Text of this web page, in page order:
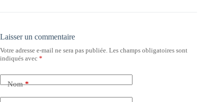
Laisser un commentaire
Votre adresse e-mail ne sera pas publiée. Les champs obligatoires sont
indiqués avec *
Nom*